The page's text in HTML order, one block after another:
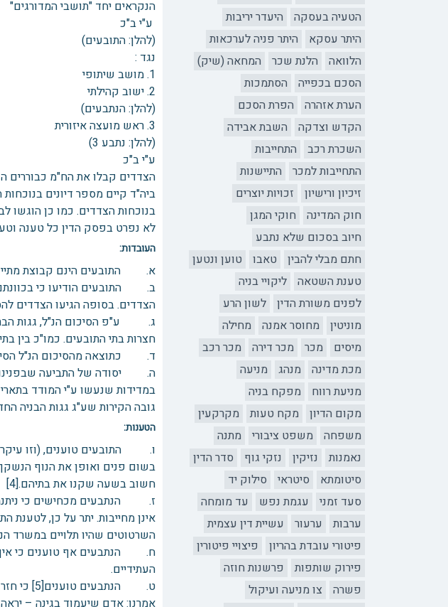
הטעיה בעסקה
היעדר יריבות
היתר עסקא
היתר פניה לערכאות
הלוואה
הלנת שכר
המחאה (שיק)
הסכם בכפייה
הסתמכות
הערת אזהרה
הפרת הסכם
הקדש וצדקה
השבת אבידה
השכרת רכב
התחייבות
התחייבות למכר
התיישנות
זיכיון ורישיון
זכויות יוצרים
חוק המדינה
חוקי המגן
חיוב בסכום שלא נתבע
חתם מבלי להבין
טאבו
טוען ונטען
טענת השטאה
ליקויי בניה
לפנים משורת הדין
לשון הרע
מוניטין
מחוסר אמנה
מחילה
מיסים
מכר מכר דירה
מכר רכב
מכת מדינה
מנהג
מניעה
מניעת רווח
מפקח בניה
מקום הדיון
מקח טעות
מקרקעין
משפחה
משפט ציבורי
מתנה
נאמנות
נזיקין נזקי גוף
סדר הדין
סיטומתא
סיטראי
סילוק יד
סעד זמני
עגמת נפש
עד מומחה
ערבות
ערעור
עשיית דין עצמית
פיטורי עובדת בהריון
פיצויי פיטורין
פירוק שותפות
פרשנות חוזה
פשרה
צו מניעה ועיקול
הנקראים יחד "תושבי המדורגים"
ע"י ב"כ
(להלן: התובעים)
נגד :
1. מושב שיתופי
2. ישוב קהילתי
(להלן: הנתבעים)
3. ראש מועצה איזורית
(להלן: נתבע 3)
ע"י ב"כ
הצדדים קבלו את הח"מ כבוררים
ביה"ד קיים מספר דיונים
בנוכחות הצדדים. כמו כן הוגשו
לא נפרט בפסק הדין כל טענה
העובדות:
א. התובעים הינם קבוצת
ב. התובעים הודיעו כי בכוונתם
הצדדים. בסופה הגיעו הצדדים להסכמה.[1] הסכמה זו באה לידי ביטוי במכתבו של יו"ר ועד הנהלת
חצרות בתי התובעים. כמו"כ בין
ד. כתוצאה מהסיכום הנ"ל
ה. יסודה של התביעה שבפנינו
במדידות שנעשו ע"י המודד
גובה הקירות שע"ג גגות הבניה
הטענות:
ו. התובעים טוענים, (וזו עיקר
בשום פנים ואופן את הנוף
חשוב בשעה שקנו את בתיהם.[4]
ז. הנתבעים מכחישים כי ניתנה
אינן מחייבות. יתר על כן, לטענת
השרטוטים שהיו תלויים במשרד
ח. הנתבעים אף טוענים כי אין
העתידיים.
ט.
אמרנו: אדם שיעמוד בגינה –